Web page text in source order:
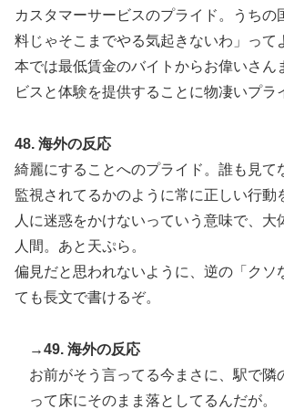
カスタマーサービスのプライド。うちの
料じゃそこまでやる気起きないわ」って
本では最低賃金のバイトからお偉いさん
ビスと体験を提供することに物凄いプラ
48. 海外の反応
綺麗にすることへのプライド。誰も見て
監視されてるかのように常に正しい行動
人に迷惑をかけないっていう意味で、大
人間。あと天ぷら。
偏見だと思われないように、逆の「クソ
ても長文で書けるぞ。
→49. 海外の反応
お前がそう言ってる今まさに、駅で隣
って床にそのまま落としてるんだが。